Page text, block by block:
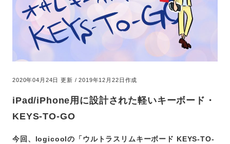
2020年04月24日 更新 / 2019年12月22日作成
iPad/iPhone用に設計された軽いキーボード・
KEYS-TO-GO
今回、logicoolの「ウルトラスリムキーボード KEYS-TO-